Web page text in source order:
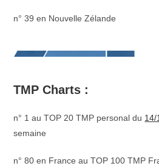
n° 39 en Nouvelle Zélande
TMP Charts :
n° 1 au TOP 20 TMP personal du 14/
semaine
n° 80 en France au TOP 100 TMP